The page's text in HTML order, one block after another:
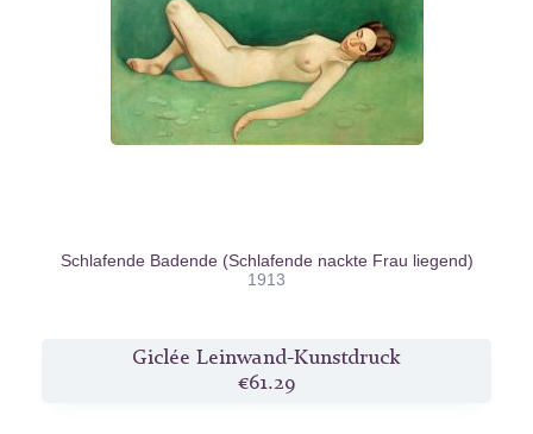
Schlafende Badende (Schlafende nackte Frau liegend)
1913
Giclée Leinwand-Kunstdruck
€61.29